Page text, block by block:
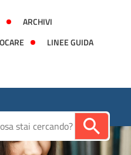
ARCHIVI
LINEE GUIDA
su "Catalogo"